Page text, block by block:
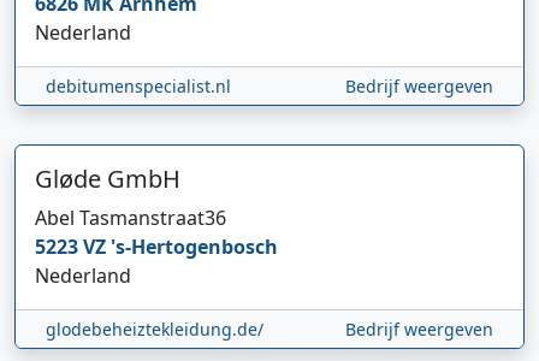
Nederland
debitumenspecialist.nl Bedrijf weergeven
Gløde GmbH
Abel Tasmanstraat36
5223 VZ 's-Hertogenbosch
Nederland
glodebeheiztekleidung.de/ Bedrijf weergeven